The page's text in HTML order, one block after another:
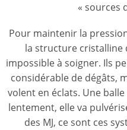
« sources
Pour maintenir la
la structure cristalline
impossible à soigner. Ils
considérable de dégâts,
volent en éclats. Une
lentement, elle va
des MJ, ce sont ces